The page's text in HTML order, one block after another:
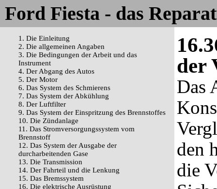
Ford Fiesta - das
1. Die Einleitung
2. Die allgemeinen Angaben
3. Die Bedingungen der Arbeit und das
Instrument
4. Der Abgang des Autos
5. Der Motor
6. Das System des Schmierens
7. Das System der Abkühlung
8. Der Luftfilter
9. Das System der Einspritzung des Brennstoffes
10. Die Zündanlage
11. Das Stromversorgungssystem vom
Brennstoff
12. Das System der Ausgabe der
durcharbeitenden Gase
13. Die Transmission
14. Der Fahrteil und die Lenkung
15. Das Bremssystem
16. Die elektrische Ausrüstung
der
Das
den
die